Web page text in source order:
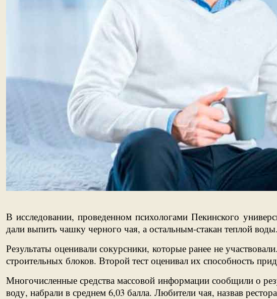
В исследовании, проведенном психологами Пекинского
дали выпить чашку черного чая, а остальным-стакан теплой
Результаты оценивали сокурсники, которые ранее не
строительных блоков. Второй тест оценивал их способность
Многочисленные средства массовой информации сообщили о
воду, набрали в среднем 6,03 балла. Любители чая, назвав